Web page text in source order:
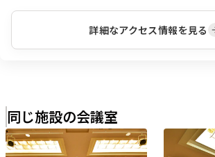
詳細なアクセス情報を見る
同じ施設の会議室